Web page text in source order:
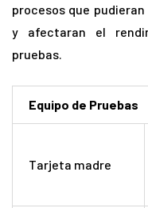
procesos que
y afectaran el
pruebas.
Equipo de Pruebas
Tarjeta madre